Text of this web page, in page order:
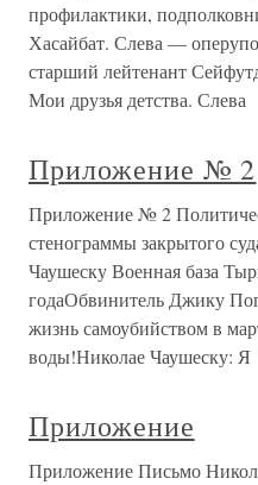
профилактики,
Хасайбат. Слева —
старший лейтенант
Мои друзья детства. Слева
Приложение № 2
Приложение № 2
стенограммы закрытого
Чаушеску Военная база
годаОбвинитель Джику
жизнь самоубийством в
воды!Николае Чаушеску: Я
Приложение
Приложение Письмо